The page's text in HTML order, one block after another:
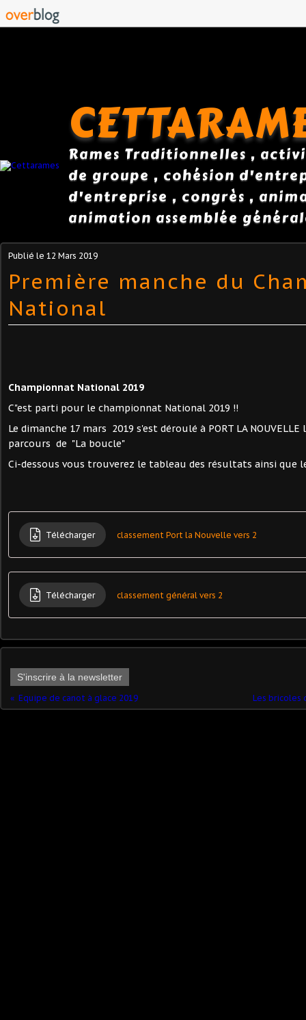
Rames Traditionnelles ,
de groupe , cohésion
d'entreprise , congrès ,
animation assemblée
Publié le 12 Mars 2019
Première manche du
National
Championnat National 2019
C"est parti pour le championnat National 2019 !!
Le dimanche 17 mars 2019 s'est déroulé à PORT LA
parcours de "La boucle"
Ci-dessous vous trouverez le tableau des résultats ainsi que
Télécharger classement Port la Nouvelle vers 2
Télécharger classement général vers 2
S'inscrire à la newsletter
Equipe de canot à glace 2019 Les bricoles